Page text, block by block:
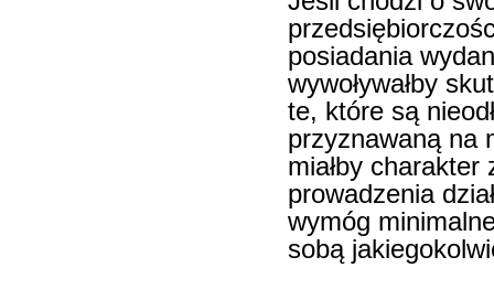
posiadania
wywoływałby
te, które są
przyznawaną na
miałby
prowadzenia
wymóg
sobą